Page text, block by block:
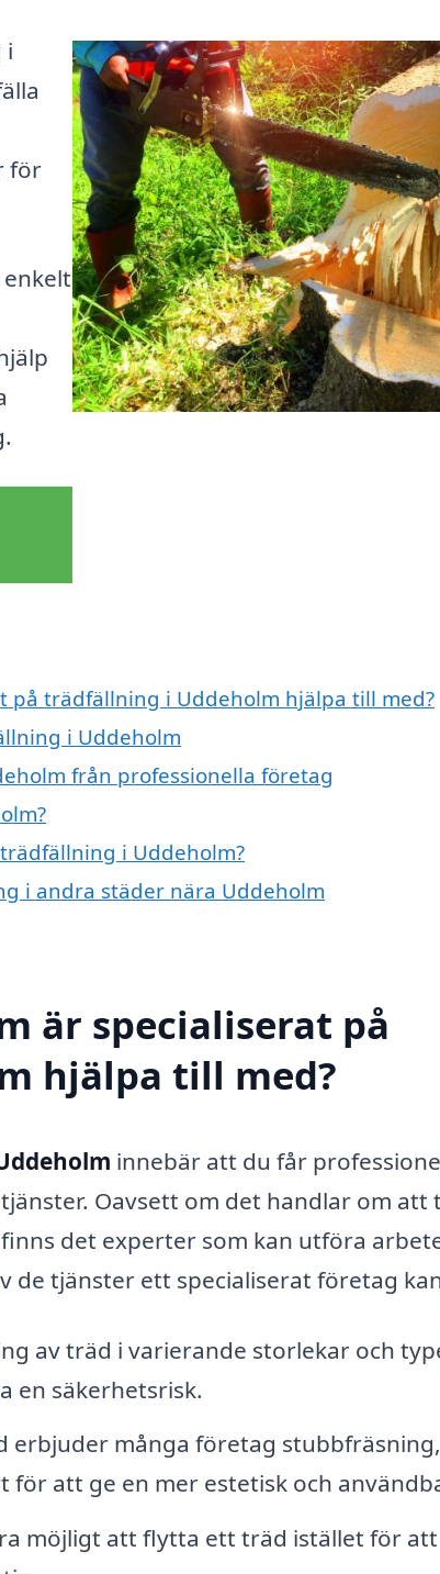
i
för
på trädfällning i Uddeholm hjälpa till med?
i Uddeholm
från professionella företag
i Uddeholm?
i andra städer nära Uddeholm
är specialiserat på
hjälpa till med?
innebär att du får
Oavsett om det handlar om att
det experter som kan utföra
de tjänster ett specialiserat företag
av träd i varierande storlekar och
en säkerhetsrisk.
erbjuder många företag
att ge en mer estetisk och
möjligt att flytta ett träd istället för